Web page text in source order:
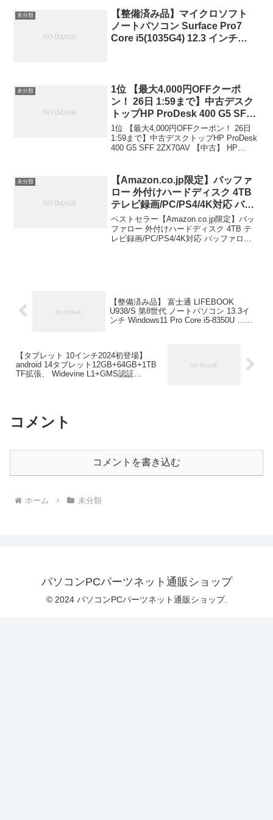
テリー38Wh(10050mAh)
(Ryzen7 8840U/16GB/512GB ポ
ーラブラック) AYANEO
￥138,000
未分類
【整備済み品】マイクロソフト
ノートパソコン Surface Pro7
Core i5(1035G4) 12.3 インチ
未分類
1位 【最大4,000円OFFクーポ
ン！ 26日 1:59まで】中古デスク
トップHP ProDesk 400 G5 SFF
2ZX70AV 【中古】 HP ProDesk
400 G5 SFF 中古デスクトップ
Core i5 Win11 Pro 64bit HP
トップCore i5 Win11 Pro
64bit【最大4,000円OFFクーポ
ン！ 26日 1:59まで】中古デスク
トップHP ProDesk 400 G5 SFF
2ZX70AV 【中古】 HP ProDesk
400 G5 SFF 中古デスクトップ
1位 【最大4,000円OFFクーポン！ 26日
1:59まで】中古デスクトップHP ProDesk
400 G5 SFF 2ZX70AV 【中古】 HP
未分類
【Amazon.co.jp限定】バッファ
ロー 外付けハードディスク 4TB
テレビ録画/PC/PS4/4K対応 バッ
ファロー製nasne™対応 静音&コ
ンパクト 日本製 故障予測 みまも
り合図 HD-AD4U3
ベストセラー【Amazon.co.jp限定】バッ
ファロー 外付けハードディスク 4TB テ
レビ録画/PC/PS4/4K対応 バッファロー
【整備済み品】 富士通 LIFEBOOK
U938/S 第8世代 ノートパソコン 13.3イ
ンチ Windows11 Pro Core i5-8350U …
【タブレット 10インチ2024初登場】
android 14タブレット12GB+64GB+1TB
TF拡張、 Widevine L1+GMS認証
コメント
コメントを書き込む
ホーム 未分類
パソコンPCパーツネット通販ショップ
© 2024 パソコンPCパーツネット通販ショップ.